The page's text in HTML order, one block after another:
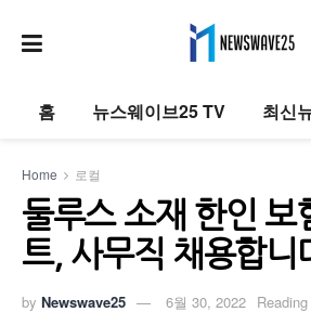
홈 뉴스웨이브25 TV 최신
Home 로컬
둘루스 소재 한인 보
트, 사무직 채용합니
by Newswave25 6월 30, 2022